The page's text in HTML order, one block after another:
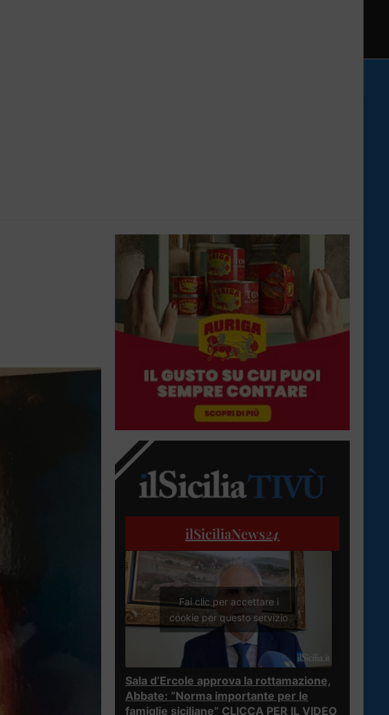
ilSiciliaNews24
Fai clic per accettare i
cookie per questo servizio
Sala d’Ercole approva la rottamazione,
Abbate: “Norma importante per le
famiglie siciliane” CLICCA PER IL VIDEO